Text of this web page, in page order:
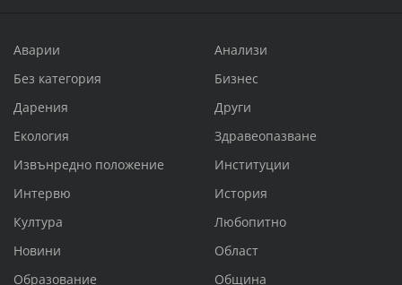
Аварии
Анализи
Без категория
Бизнес
Дарения
Други
Екология
Здравеопазване
Извънредно положение
Институции
Интервю
История
Култура
Любопитно
Новини
Област
Образование
Община